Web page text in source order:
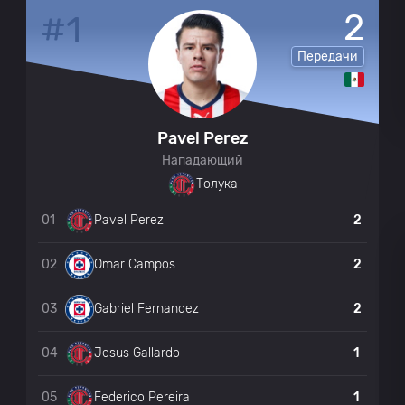
Толука 0
0
Круз Асул
Круз Асул
#1
Pavel Perez
Нападающий
Толука
2
Передачи
01 Pavel Perez 2
02 Omar Campos 2
03 Gabriel Fernandez 2
04 Jesus Gallardo 1
05 Federico Pereira 1